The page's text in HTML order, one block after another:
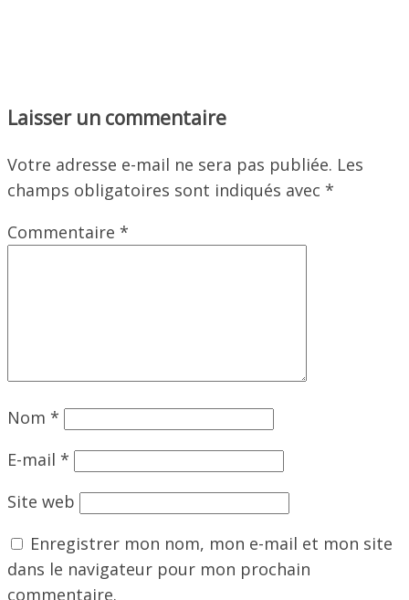
Laisser un commentaire
Votre adresse e-mail ne sera pas publiée. Les
champs obligatoires sont indiqués avec *
Commentaire *
Nom *
E-mail *
Site web
Enregistrer mon nom, mon e-mail et mon site
dans le navigateur pour mon prochain
commentaire.